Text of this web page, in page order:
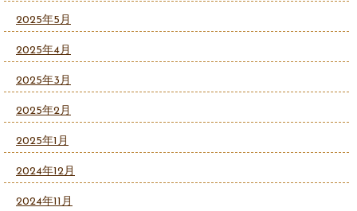
2025年5月
2025年4月
2025年3月
2025年2月
2025年1月
2024年12月
2024年11月